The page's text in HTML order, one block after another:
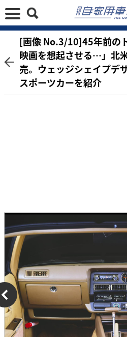
[画像 No.3/10]45年前の
映画を想起させる…」北
売。ウェッジシェイプデ
スポーツカーを紹介